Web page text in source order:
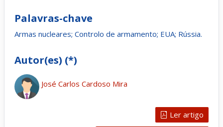
Palavras-chave
Armas nucleares; Controlo de armamento; EUA; Rússia.
Autor(es) (*)
José Carlos Cardoso Mira
Ler artigo